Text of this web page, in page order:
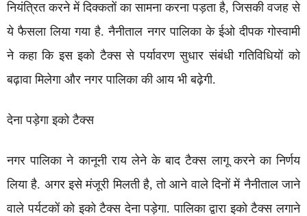
नियंत्रित करने में दिक्कतों का सामना करना पड़ता है, जिसकी वजह से
ये फैसला लिया गया है. नैनीताल नगर पालिका के ईओ दीपक गोस्वामी
ने कहा कि इस इको टैक्स से पर्यावरण सुधार संबंधी गतिविधियों को
बढ़ावा मिलेगा और नगर पालिका की आय भी बढ़ेगी.
देना पड़ेगा इको टैक्स
नगर पालिका ने कानूनी राय लेने के बाद टैक्स लागू करने का निर्णय
लिया है. अगर इसे मंजूरी मिलती है, तो आने वाले दिनों में नैनीताल जाने
वाले पर्यटकों को इको टैक्स देना पड़ेगा. पालिका द्वारा इको टैक्स लगाने